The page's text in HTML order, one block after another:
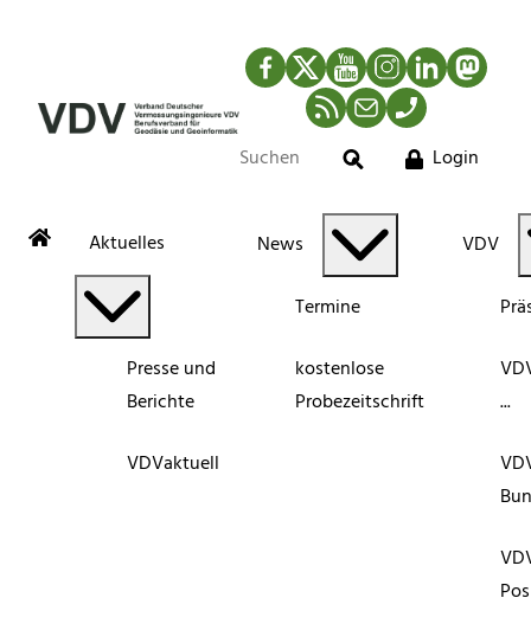
Facebook
TwitterYouTubeInstagram
LinkedIn
RSS-Newsfeed
MailTelefon
Suche
Login
Aktuelles
Presse und
Berichte
VDVaktuell
News
Termine
kostenlose
Probezeitschrift
VDV
...